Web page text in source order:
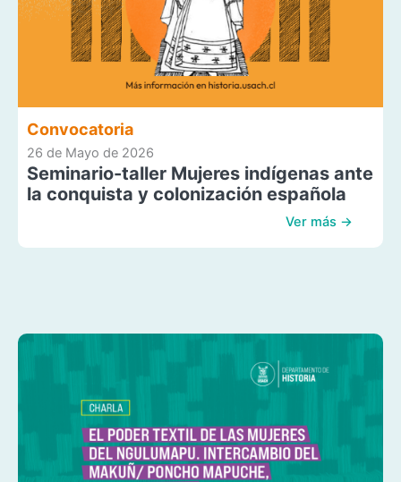
Convocatoria
26 de Mayo de 2026
Seminario-taller Mujeres indígenas ante
la conquista y colonización española
Ver más →